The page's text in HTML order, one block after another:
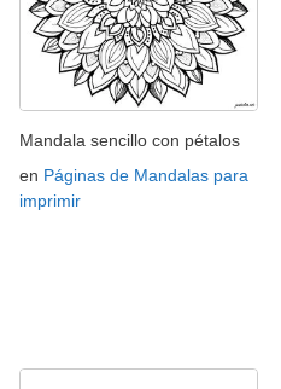
Mandala sencillo con pétalos
en Páginas de Mandalas para
imprimir